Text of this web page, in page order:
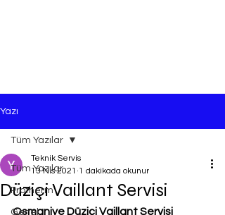
Yazı
Tüm Yazılar
Protherm
Genel
Tüm Yazılar
Düziçi Vaillant Servisi
Teknik Servis
13 Nis 2021 1 dakikada okunur
Osmaniye Düziçi Vaillant Servisi